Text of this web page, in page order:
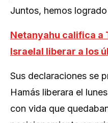
Juntos, hemos
Netanyahu califica a
Israelal liberar a los
Sus declaraciones se
Hamás liberara el
con vida que